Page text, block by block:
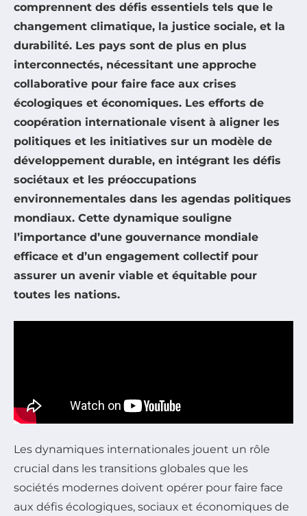
comprennent des défis essentiels tels que le
changement climatique, la justice sociale, et la
durabilité. Les pays sont de plus en plus
interconnectés, nécessitant une approche
collaborative pour faire face aux crises
écologiques et économiques. Les efforts de
coopération internationale visent à aligner les
politiques et les initiatives sur un modèle de
développement durable, en intégrant les défis
sociétaux et les préoccupations
environnementales dans les agendas politiques
mondiaux. Cette dynamique souligne
l’importance d’une gouvernance mondiale
efficace et d’un engagement collectif pour
assurer un avenir viable et équitable pour
toutes les nations.
Les dynamiques internationales jouent un rôle
crucial dans les transitions globales que les
sociétés modernes doivent opérer pour faire face
aux défis écologiques, sociaux et économiques de